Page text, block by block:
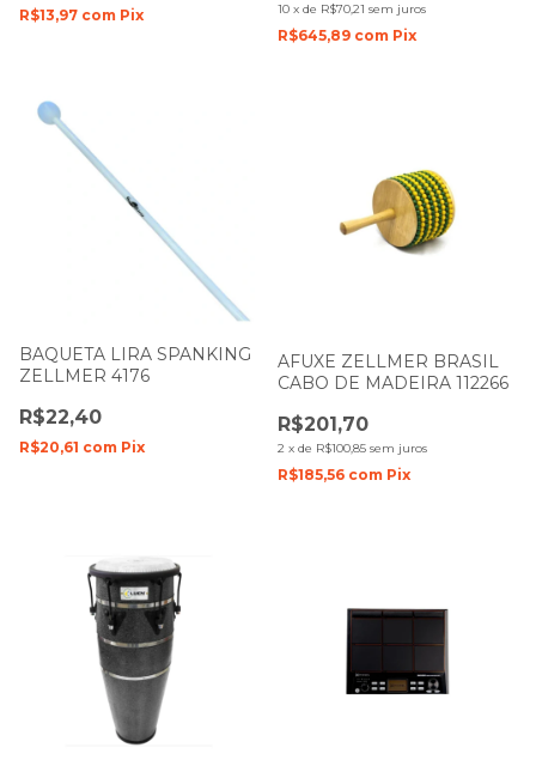
R$13,97 com Pix 1753
10 x de R$70,21 sem juros
R$645,89 com Pix
BAQUETA LIRA SPANKING
ZELLMER 4176
R$22,40
R$20,61 com Pix
AFUXE ZELLMER BRASIL
CABO DE MADEIRA 112266
R$201,70
2 x de R$100,85 sem juros
R$185,56 com Pix